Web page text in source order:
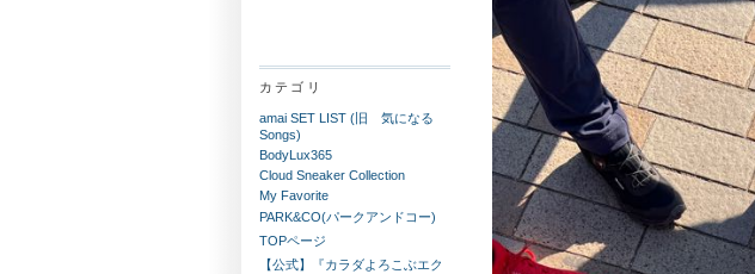
カテゴリ
amai SET LIST (旧 気になる
Songs)
BodyLux365
Cloud Sneaker Collection
My Favorite
PARK&CO(パークアンドコー)
TOPページ
【公式】『カラダよろこぶエク